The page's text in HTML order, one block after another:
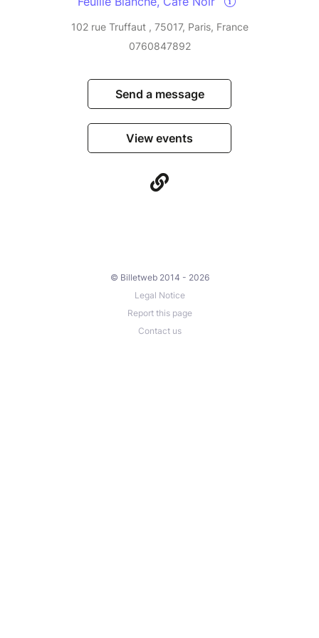
102 rue Truffaut , 75017, Paris, France
0760847892
Send a message
View events
© Billetweb 2014 - 2026
Legal Notice
Report this page
Contact us